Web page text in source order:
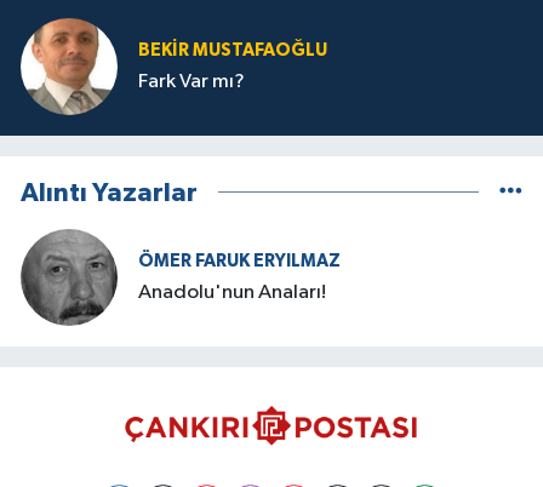
BEKIR MUSTAFAOĞLU
Fark Var mı?
Alıntı Yazarlar
ÖMER FARUK ERYILMAZ
Anadolu'nun Anaları!